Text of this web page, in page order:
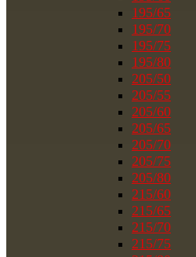
195/65
195/70
195/75
195/80
205/50
205/55
205/60
205/65
205/70
205/75
205/80
215/60
215/65
215/70
215/75